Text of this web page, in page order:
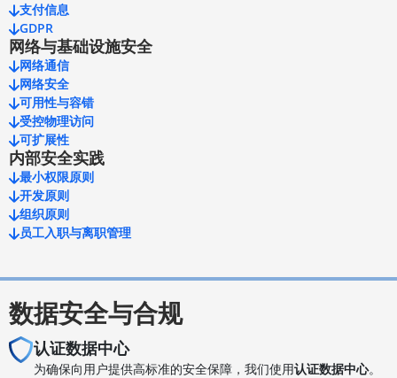
支付信息
GDPR
网络与基础设施安全
网络通信
网络安全
可用性与容错
受控物理访问
可扩展性
内部安全实践
最小权限原则
开发原则
组织原则
员工入职与离职管理
数据安全与合规
认证数据中心
为确保向用户提供高标准的安全保障，我们使用认证数据中心。